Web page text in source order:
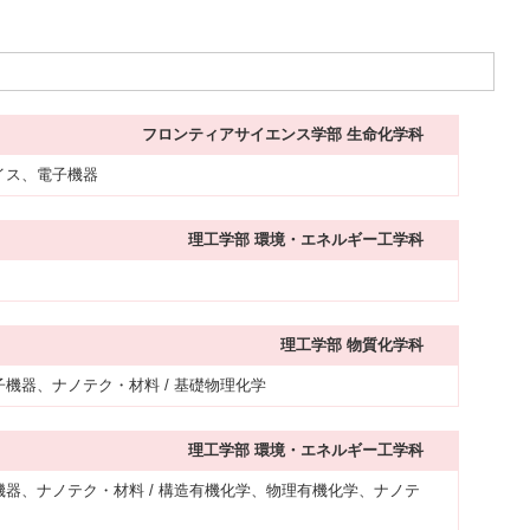
フロンティアサイエンス学部 生命化学科
、電子機器
理工学部 環境・エネルギー工学科
理工学部 物質化学科
器、ナノテク・材料 / 基礎物理化学
理工学部 環境・エネルギー工学科
、ナノテク・材料 / 構造有機化学、物理有機化学、ナノテ